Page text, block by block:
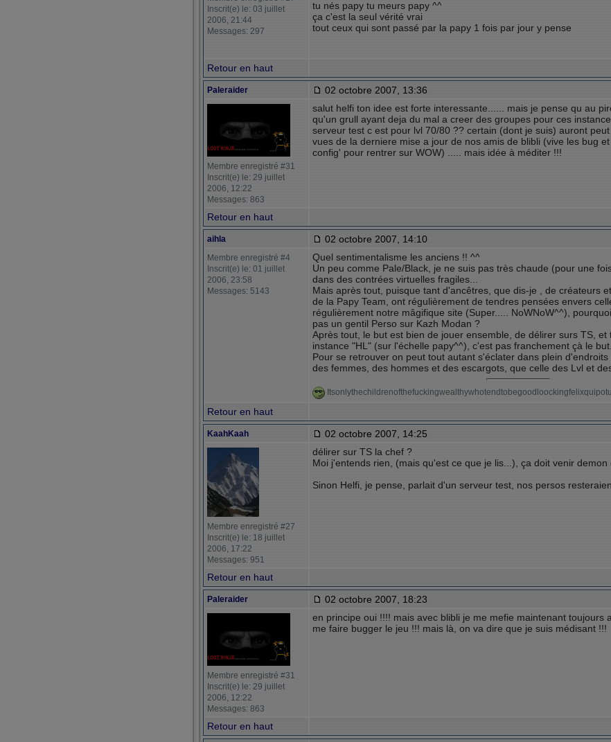
Inscrit(e) le: 03 juillet
2006, 21:44
Messages: 297
tu nés papy tu meurs papy ^^
ça c'est la seul vérité vrai
tout ceux qui sont passé par la papy 1 fois par jour y pense
Retour en haut
Paleraider 02 octobre 2007, 13:36
Membre enregistré #31
Inscrit(e) le: 29 juillet
2006, 12:22
Messages: 863
salut helfi ton idee est forte interessante...... mais je pense qu au
qu'un grull ayant deja du mal a creer des groupes pour ces
serveur test c est pour lvl 70/80 ?? certain (dont je suis) auront
vues de la derniere mise a jour de nos amis de blibli (vive les bug
config' pour rentrer sur WOW) ..... mais idée à méditer !!!
Retour en haut
aihla 02 octobre 2007, 14:10
Membre enregistré #4
Inscrit(e) le: 01 juillet
2006, 23:58
Messages: 5143
Quel sentimentalisme les anciens !! ^^
Un peu comme Pale/Black, je ne suis pas très chaude (pour une
dans des contrées virtuelles fragiles...
Mais après tout, puisque tant d'ancêtres, que dis-je , de créateurs
de la Papy Team, ont régulièrement de tendres pensées envers
régulièrement notre mâgifique site (Super..... NoWNoW^^),
pas un gentil Perso sur Kazh Modan ?
Après tout, le but est bien de jouer ensemble, de délirer surs TS, et
instance "HL" (sur l'échelle papy^^), c'est pas franchement çà le
Pour se retrouver on peut tout autant s'éclater dans plein
des femmes, des hommes et des escargots, que celle des Lvl et
Retour en haut
KaahKaah 02 octobre 2007, 14:25
Membre enregistré #27
Inscrit(e) le: 18 juillet
2006, 17:22
Messages: 951
délirer sur TS la chef ?
Moi j'entends rien, (mais qu'est ce que je lis...), ça doit venir demon
Sinon Helfi, je pense, parlait d'un serveur test, nos persos
Retour en haut
Paleraider 02 octobre 2007, 18:23
Membre enregistré #31
Inscrit(e) le: 29 juillet
2006, 12:22
Messages: 863
en principe oui !!!! mais avec blibli je me mefie maintenant toujours
me faire bugger le jeu !!! mais là, on va dire que je suis médisant !!!
Retour en haut